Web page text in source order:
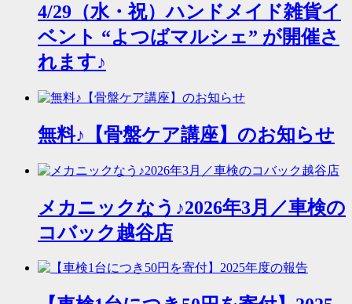
4/29（水・祝）ハンドメイド雑貨イ
ベント “よつばマルシェ” が開催さ
れます♪
無料♪【骨盤ケア講座】のお知らせ
メカニックなう♪2026年3月／車検の
コバック越谷店